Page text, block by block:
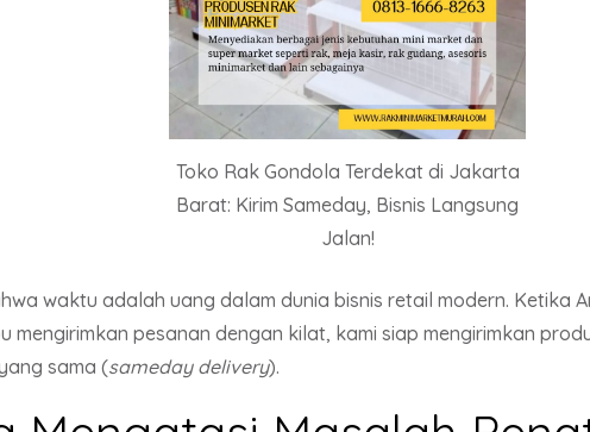
Toko Rak Gondola Terdekat di Jakarta
Barat: Kirim Sameday, Bisnis Langsung
Jalan!
waktu adalah uang dalam dunia bisnis retail modern. Ketika
mengirimkan pesanan dengan kilat, kami siap mengirimkan
sama (sameday delivery).